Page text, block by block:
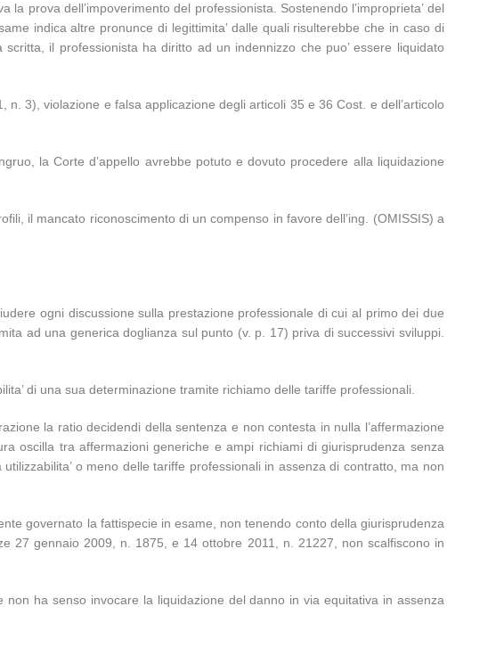
prova dell’impoverimento del professionista. Sostenendo l’improprieta’ del
indica altre pronunce di legittimita’ dalle quali risulterebbe che in caso di
il professionista ha diritto ad un indennizzo che puo’ essere liquidato
3), violazione e falsa applicazione degli articoli 35 e 36 Cost. e dell’articolo
la Corte d’appello avrebbe potuto e dovuto procedere alla liquidazione
il mancato riconoscimento di un compenso in favore dell’ing. (OMISSIS) a
ogni discussione sulla prestazione professionale di cui al primo dei due
ad una generica doglianza sul punto (v. p. 17) priva di successivi sviluppi.
di una sua determinazione tramite richiamo delle tariffe professionali.
la ratio decidendi della sentenza e non contesta in nulla l’affermazione
oscilla tra affermazioni generiche e ampi richiami di giurisprudenza senza
o meno delle tariffe professionali in assenza di contratto, ma non
governato la fattispecie in esame, non tenendo conto della giurisprudenza
27 gennaio 2009, n. 1875, e 14 ottobre 2011, n. 21227, non scalfiscono in
ha senso invocare la liquidazione del danno in via equitativa in assenza